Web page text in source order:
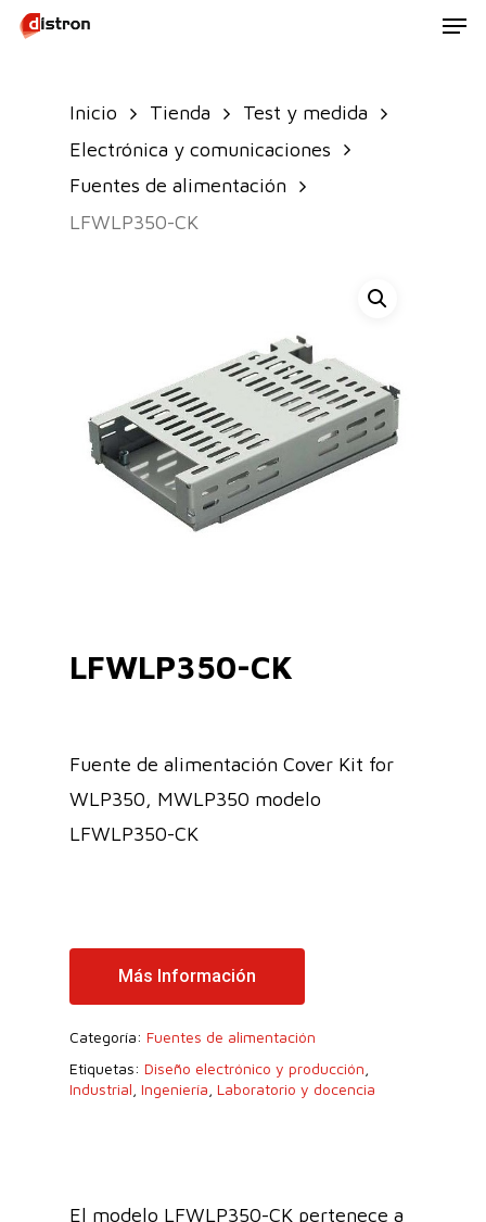
Skip
Inicio Tienda
Test y medida
Electrónica y comunicaciones
Fuentes de alimentación
LFWLP350-CK
LFWLP350-CK
Fuente de alimentación Cover Kit for
WLP350, MWLP350 modelo
LFWLP350-CK
Más Información
Categoría: Fuentes de alimentación
Etiquetas: Diseño electrónico y producción
Industrial Ingeniería Laboratorio y docencia
El modelo LFWLP350-CK pertenece a